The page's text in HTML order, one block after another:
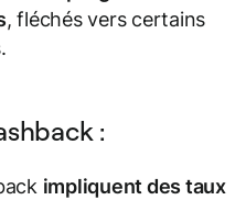
, fléchés vers certains
:
impliquent des taux